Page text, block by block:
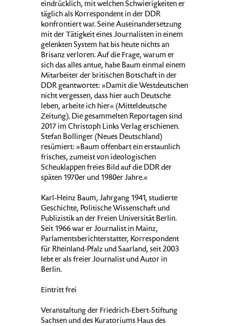
eindrücklich, mit welchen Schwierigkeiten er
täglich als Korrespondent in der DDR
konfrontiert war. Seine Auseinandersetzung
mit der Tätigkeit eines Journalisten in einem
gelenkten System hat bis heute nichts an
Brisanz verloren. Auf die Frage, warum er
sich das alles antue, habe Baum einmal einem
Mitarbeiter der britischen Botschaft in der
DDR geantwortet: »Damit die Westdeutschen
nicht vergessen, dass hier auch Deutsche
leben, arbeite ich hier« (Mitteldeutsche
Zeitung). Die gesammelten Reportagen sind
2017 im Christoph Links Verlag erschienen.
Stefan Bollinger (Neues Deutschland)
resümiert: »Baum offenbart ein erstaunlich
frisches, zumeist von ideologischen
Scheuklappen freies Bild auf die DDR der
späten 1970er und 1980er Jahre.«
Karl-Heinz Baum, Jahrgang 1941, studierte
Geschichte, Politische Wissenschaft und
Publizistik an der Freien Universität Berlin.
Seit 1966 war er Journalist in Mainz,
Parlamentsberichterstatter, Korrespondent
für Rheinland-Pfalz und Saarland, seit 2003
lebt er als freier Journalist und Autor in
Berlin.
Eintritt frei
Veranstaltung der Friedrich-Ebert-Stiftung
Sachsen und des Kuratoriums Haus des